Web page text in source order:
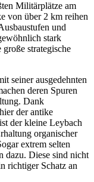
Militärplätze am
von über 2 km reihen
und
stark
strategische
seiner ausgedehnten
deren Spuren
Dank
der antike
der kleine Leybach
organischer
extrem selten
dazu. Diese sind nicht
richtiger Schatz an